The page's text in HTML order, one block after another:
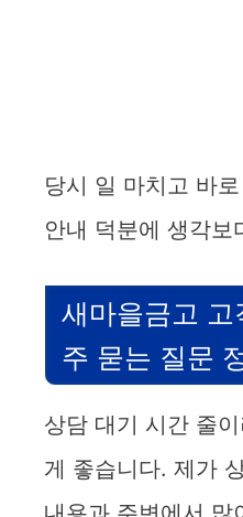
당시 일 마치고 바
안내 덕분에 생각보
새마을금고
주 묻는 질문
상담 대기 시간 줄
게 좋습니다. 제가